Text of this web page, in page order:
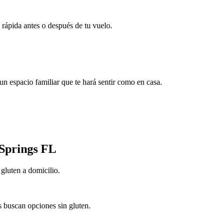
antes o después de tu vuelo.
espacio familiar que te hará sentir como en casa.
FL
gluten a domicilio.
opciones sin gluten.